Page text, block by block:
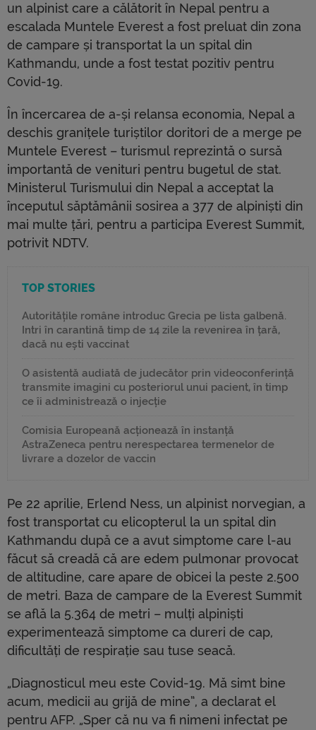
un alpinist care a călătorit în Nepal pentru a
escalada Muntele Everest a fost preluat din zona
de campare și transportat la un spital din
Kathmandu, unde a fost testat pozitiv pentru
Covid-19.
În încercarea de a-și relansa economia, Nepal a
deschis granițele turiștilor doritori de a merge pe
Muntele Everest – turismul reprezintă o sursă
importantă de venituri pentru bugetul de stat.
Ministerul Turismului din Nepal a acceptat la
începutul săptămânii sosirea a 377 de alpiniști din
mai multe țări, pentru a participa Everest Summit,
potrivit NDTV.
TOP STORIES
Autoritățile române introduc Grecia pe lista galbenă.
Intri în carantină timp de 14 zile la revenirea în țară,
dacă nu ești vaccinat
O asistentă audiată de judecător prin videoconferință
transmite imagini cu posteriorul unui pacient, în timp
ce îi administrează o injecție
Comisia Europeană acționează în instanță
AstraZeneca pentru nerespectarea termenelor de
livrare a dozelor de vaccin
Pe 22 aprilie, Erlend Ness, un alpinist norvegian, a
fost transportat cu elicopterul la un spital din
Kathmandu după ce a avut simptome care l-au
făcut să creadă că are edem pulmonar provocat
de altitudine, care apare de obicei la peste 2.500
de metri. Baza de campare de la Everest Summit
se află la 5.364 de metri – mulți alpiniști
experimentează simptome ca dureri de cap,
dificultăți de respirație sau tuse seacă.
„Diagnosticul meu este Covid-19. Mă simt bine
acum, medicii au grijă de mine”, a declarat el
pentru AFP. „Sper că nu va fi nimeni infectat pe